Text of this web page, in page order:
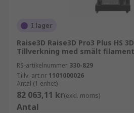
I lager
Raise3D Raise3D Pro3 Plus HS
Tillverkning med smält filament
RS-artikelnummer 330-829
Tillv. art.nr 1101000026
Antal (1 enhet)
82 063,11 kr(exkl. moms)
Antal